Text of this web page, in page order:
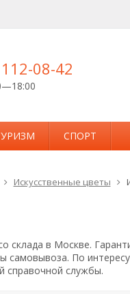
08-42
СПОРТ
Искусственные цветы
склада в Москве.
самовывоза. По
справочной службы.